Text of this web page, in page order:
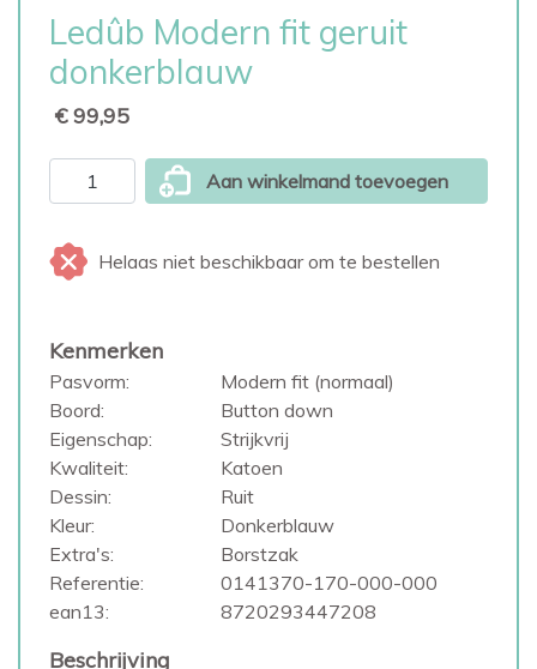
Ledûb Modern fit geruit
donkerblauw
€ 99,95
Aan winkelmand toevoegen
Helaas niet beschikbaar om te bestellen
Kenmerken
Pasvorm:
Modern fit (normaal)
Boord:
Button down
Eigenschap:
Strijkvrij
Kwaliteit:
Katoen
Dessin:
Ruit
Kleur:
Donkerblauw
Extra's:
Borstzak
Referentie:
0141370-170-000-000
ean13:
8720293447208
Beschrijving